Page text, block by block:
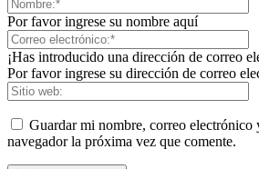
Por favor ingrese su nombre aquí
¡Has introducido una dirección de correo
Por favor ingrese su dirección de correo
Guardar mi nombre, correo electrónico
navegador la próxima vez que comente.